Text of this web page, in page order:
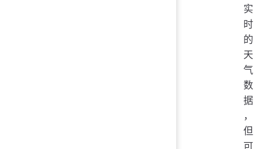
实
时
的
天
气
数
据
，
但
可